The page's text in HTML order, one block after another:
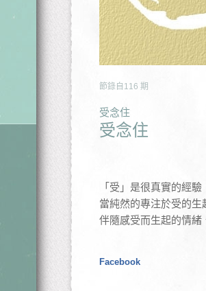
節錄自 116 期
受念住
受念住
「受」是很真實的經驗
當純然的專注於受的生
伴隨感受而生起的情緒
Facebook